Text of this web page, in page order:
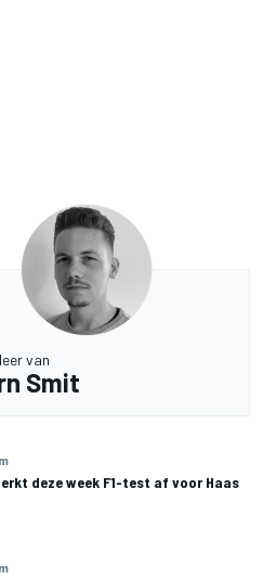
van
Smit
deze week F1-test af voor Haas